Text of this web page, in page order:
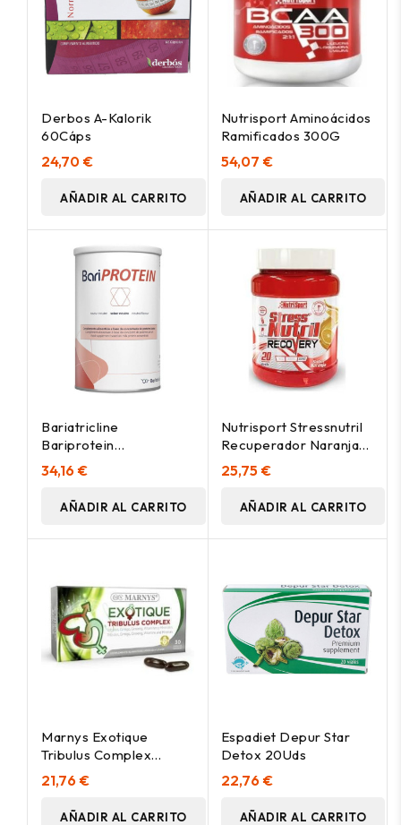
Derbos A-Kalorik
60Cáps
24,70 €
AÑADIR AL CARRITO
Nutrisport Aminoácidos
Ramificados 300G
54,07 €
AÑADIR AL CARRITO
Bariatricline
Bariprotein
Suplemento Proteico
Con Sabor Neutro
500G
34,16 €
AÑADIR AL CARRITO
Nutrisport Stressnutril
Recuperador Naranja
800G
25,75 €
AÑADIR AL CARRITO
Marnys Exotique
Tribulus Complex
30Caps
21,76 €
AÑADIR AL CARRITO
Espadiet Depur Star
Detox 20Uds
22,76 €
AÑADIR AL CARRITO